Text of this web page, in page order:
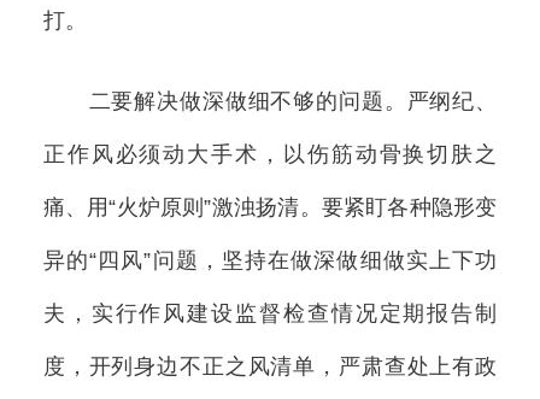
打。
二要解决做深做细不够的问题。严纲纪、
正作风必须动大手术，以伤筋动骨换切肤之
痛、用“火炉原则”激浊扬清。要紧盯各种隐形变
异的“四风”问题，坚持在做深做细做实上下功
夫，实行作风建设监督检查情况定期报告制
度，开列身边不正之风清单，严肃查处上有政